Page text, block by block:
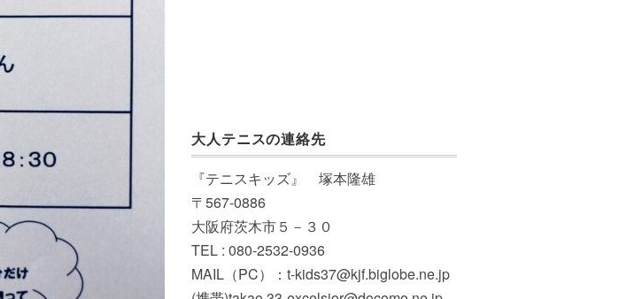
大人テニスの連絡先
『テニスキッズ』 塚本隆雄
〒567-0886
大阪府茨木市５－３０
TEL : 080-2532-0936
MAIL（PC）：t-kids37@kjf.biglobe.ne.jp